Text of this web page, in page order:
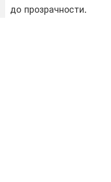
до прозрачности.